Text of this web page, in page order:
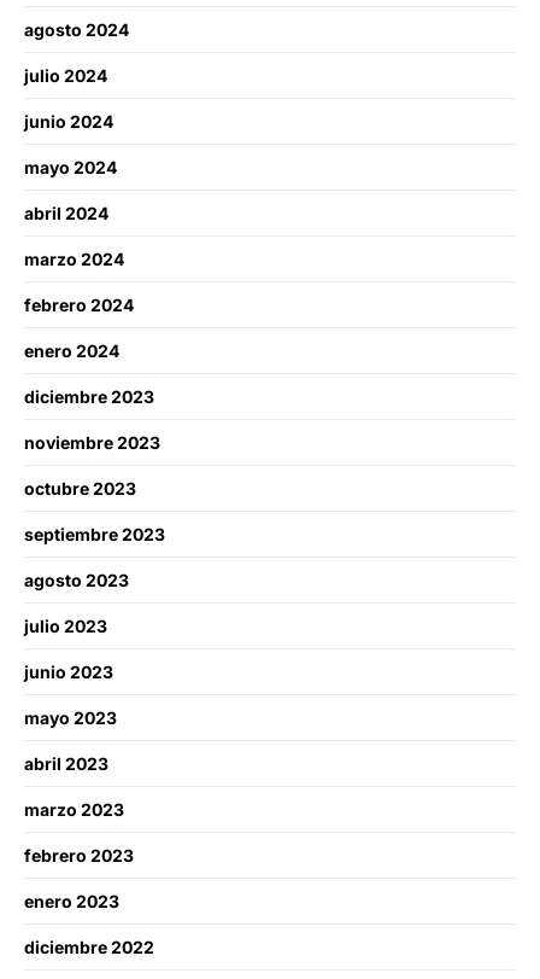
agosto 2024
julio 2024
junio 2024
mayo 2024
abril 2024
marzo 2024
febrero 2024
enero 2024
diciembre 2023
noviembre 2023
octubre 2023
septiembre 2023
agosto 2023
julio 2023
junio 2023
mayo 2023
abril 2023
marzo 2023
febrero 2023
enero 2023
diciembre 2022